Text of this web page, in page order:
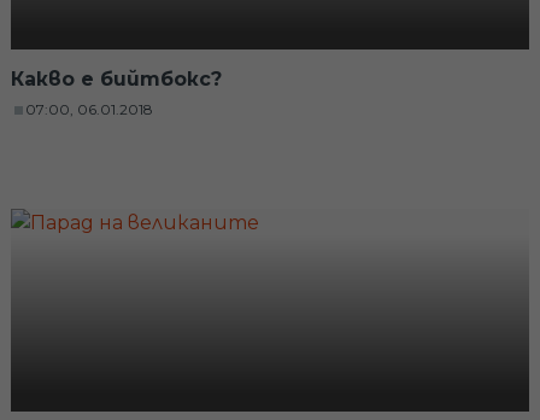
Какво е бийтбокс?
07:00, 06.01.2018